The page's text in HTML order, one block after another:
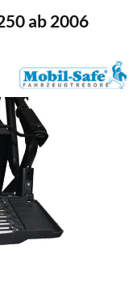
ab 2006